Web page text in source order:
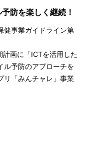
防を楽しく継続！
健事業ガイドライン第
計画に「ICTを活用した
ル予防のアプローチを
リ「みんチャレ」事業